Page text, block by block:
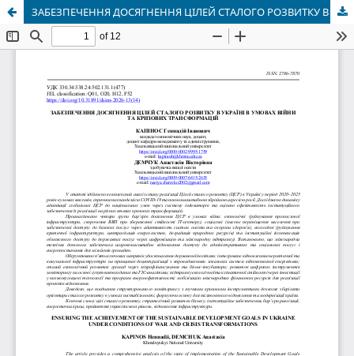
ЗАБЕЗПЕЧЕННЯ ДОСЯГНЕННЯ ЦІЛЕЙ СТАЛОГО РОЗВИТКУ В УКРАЇНІ В УМОВАХ ВІЙНИ ТА КРИЗОВИХ ТРАНСФОРМАЦІЙ